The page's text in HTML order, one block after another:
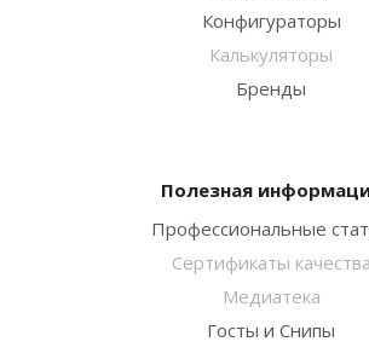
Конфигураторы
Калькуляторы
Бренды
Полезная
Профессиональные
Сертификаты качества
Медиатека
Госты и Снипы